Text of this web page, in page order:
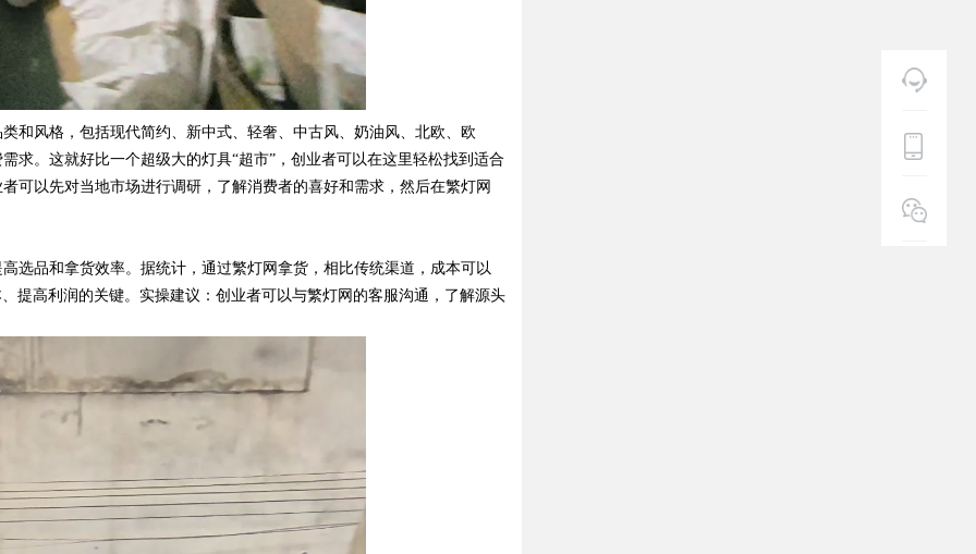
风格，包括现代简约、新中式、轻奢、中古风、奶油风、北欧、欧
求。这就好比一个超级大的灯具“超市”，创业者可以在这里轻松找到适合
可以先对当地市场进行调研，了解消费者的喜好和需求，然后在繁灯网
品和拿货效率。据统计，通过繁灯网拿货，相比传统渠道，成本可以
提高利润的关键。实操建议：创业者可以与繁灯网的客服沟通，了解源头